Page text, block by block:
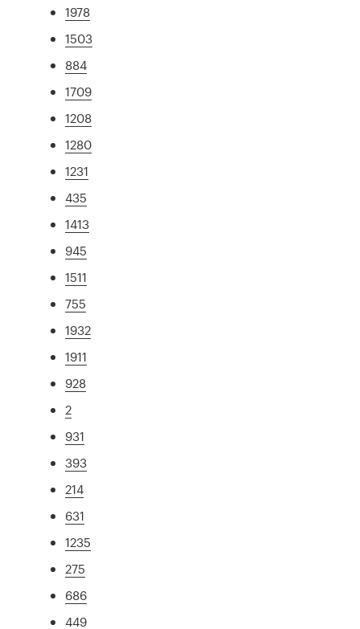
1978
1503
884
1709
1208
1280
1231
435
1413
945
1511
755
1932
1911
928
2
931
393
214
631
1235
275
686
449